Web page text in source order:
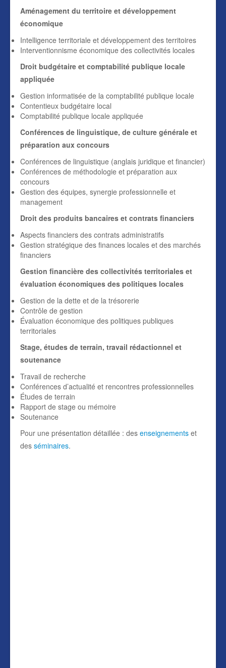
Aménagement du territoire et développement
économique
Intelligence territoriale et développement des territoires
Interventionnisme économique des collectivités locales
Droit budgétaire et comptabilité publique locale
appliquée
Gestion informatisée de la comptabilité publique locale
Contentieux budgétaire local
Comptabilité publique locale appliquée
Conférences de linguistique, de culture générale et
préparation aux concours
Conférences de linguistique (anglais juridique et financier)
Conférences de méthodologie et préparation aux
concours
Gestion des équipes, synergie professionnelle et
management
Droit des produits bancaires et contrats financiers
Aspects financiers des contrats administratifs
Gestion stratégique des finances locales et des marchés
financiers
Gestion financière des collectivités territoriales et
évaluation économiques des politiques locales
Gestion de la dette et de la trésorerie
Contrôle de gestion
Évaluation économique des politiques publiques
territoriales
Stage, études de terrain, travail rédactionnel et
soutenance
Travail de recherche
Conférences d’actualité et rencontres professionnelles
Études de terrain
Rapport de stage ou mémoire
Soutenance
Pour une présentation détaillée : des enseignements et
des séminaires.